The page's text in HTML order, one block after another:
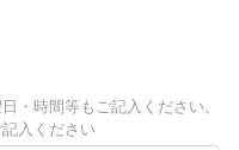
・時間等もご記入ください。
入ください